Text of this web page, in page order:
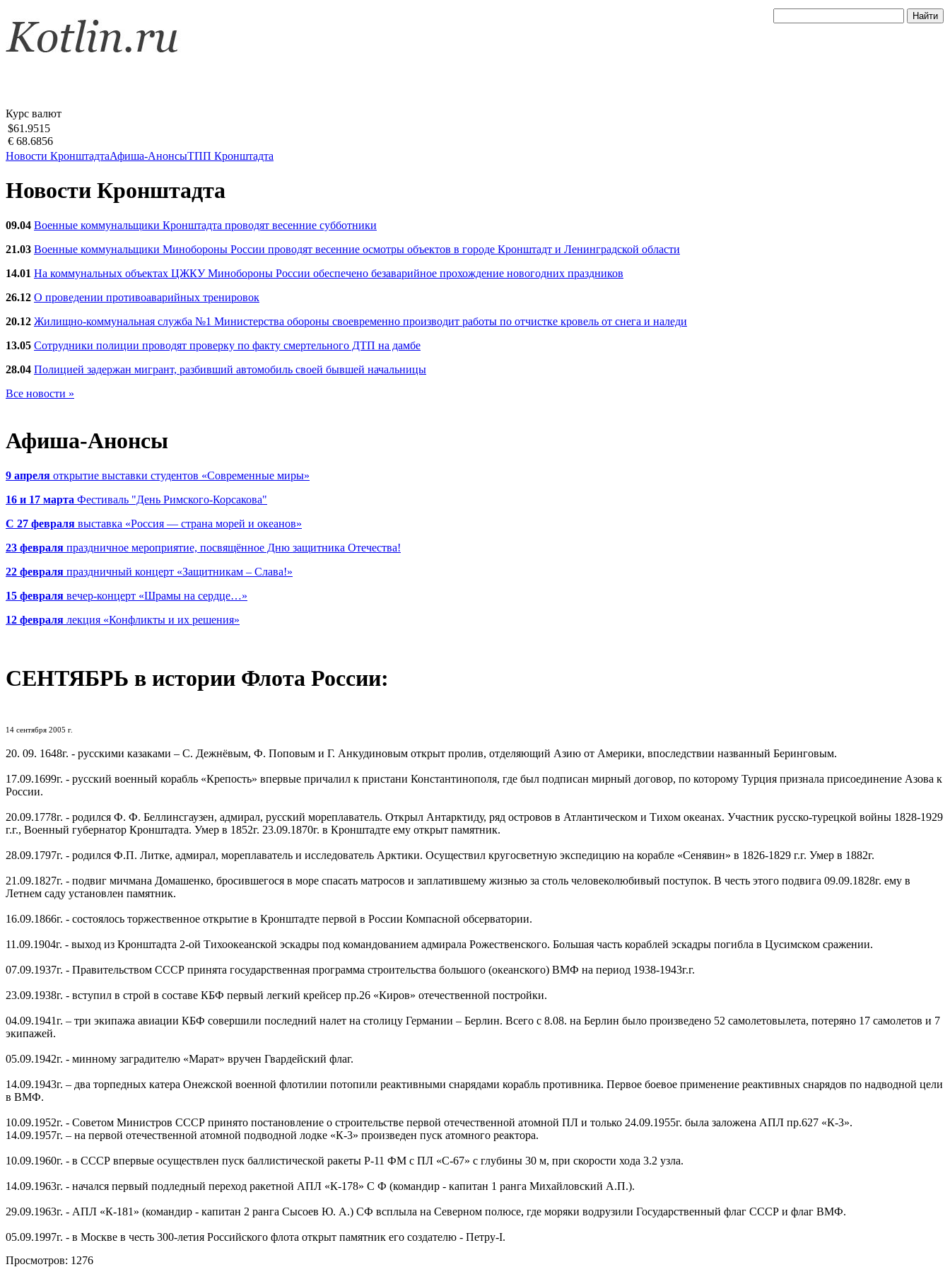
Курс валют
$61.9515
€ 68.6856
Новости КронштадтаАфиша-АнонсыТПП Кронштадта
Новости Кронштадта
09.04 Военные коммунальщики Кронштадта проводят весенние субботники
21.03 Военные коммунальщики Минобороны России проводят весенние осмотры объектов в городе Кронштадт и Ленинградской области
14.01 На коммунальных объектах ЦЖКУ Минобороны России обеспечено безаварийное прохождение новогодних праздников
26.12 О проведении противоаварийных тренировок
20.12 Жилищно-коммунальная служба №1 Министерства обороны своевременно производит работы по отчистке кровель от снега и наледи
13.05 Сотрудники полиции проводят проверку по факту смертельного ДТП на дамбе
28.04 Полицией задержан мигрант, разбивший автомобиль своей бывшей начальницы
Все новости »
Афиша-Анонсы
9 апреля открытие выставки студентов «Современные миры»
16 и 17 марта Фестиваль "День Римского-Корсакова"
С 27 февраля выставка «Россия — страна морей и океанов»
23 февраля праздничное мероприятие, посвящённое Дню защитника Отечества!
22 февраля праздничный концерт «Защитникам – Слава!»
15 февраля вечер-концерт «Шрамы на сердце…»
12 февраля лекция «Конфликты и их решения»
СЕНТЯБРЬ в истории Флота России:
14 сентября 2005 г.
20. 09. 1648г. - русскими казаками – С. Дежнёвым, Ф. Поповым и Г. Анкудиновым открыт пролив, отделяющий Азию от Америки, впоследствии названный Беринговым.
17.09.1699г. - русский военный корабль «Крепость» впервые причалил к пристани Константинополя, где был подписан мирный договор, по которому Турция признала присоединение Азова к
России.
20.09.1778г. - родился Ф. Ф. Беллинсгаузен, адмирал, русский мореплаватель. Открыл Антарктиду, ряд островов в Атлантическом и Тихом океанах. Участник русско-турецкой войны 1828-1929
г.г., Военный губернатор Кронштадта. Умер в 1852г. 23.09.1870г. в Кронштадте ему открыт памятник.
28.09.1797г. - родился Ф.П. Литке, адмирал, мореплаватель и исследователь Арктики. Осуществил кругосветную экспедицию на корабле «Сенявин» в 1826-1829 г.г. Умер в 1882г.
21.09.1827г. - подвиг мичмана Домашенко, бросившегося в море спасать матросов и заплатившему жизнью за столь человеколюбивый поступок. В честь этого подвига 09.09.1828г. ему в
Летнем саду установлен памятник.
16.09.1866г. - состоялось торжественное открытие в Кронштадте первой в России Компасной обсерватории.
11.09.1904г. - выход из Кронштадта 2-ой Тихоокеанской эскадры под командованием адмирала Рожественского. Большая часть кораблей эскадры погибла в Цусимском сражении.
07.09.1937г. - Правительством СССР принята государственная программа строительства большого (океанского) ВМФ на период 1938-1943г.г.
23.09.1938г. - вступил в строй в составе КБФ первый легкий крейсер пр.26 «Киров» отечественной постройки.
04.09.1941г. – три экипажа авиации КБФ совершили последний налет на столицу Германии – Берлин. Всего с 8.08. на Берлин было произведено 52 самолетовылета, потеряно 17 самолетов и 7
экипажей.
05.09.1942г. - минному заградителю «Марат» вручен Гвардейский флаг.
14.09.1943г. – два торпедных катера Онежской военной флотилии потопили реактивными снарядами корабль противника. Первое боевое применение реактивных снарядов по надводной цели
в ВМФ.
10.09.1952г. - Советом Министров СССР принято постановление о строительстве первой отечественной атомной ПЛ и только 24.09.1955г. была заложена АПЛ пр.627 «К-3».
14.09.1957г. – на первой отечественной атомной подводной лодке «К-3» произведен пуск атомного реактора.
10.09.1960г. - в СССР впервые осуществлен пуск баллистической ракеты Р-11 ФМ с ПЛ «С-67» с глубины 30 м, при скорости хода 3.2 узла.
14.09.1963г. - начался первый подледный переход ракетной АПЛ «К-178» С Ф (командир - капитан 1 ранга Михайловский А.П.).
29.09.1963г. - АПЛ «К-181» (командир - капитан 2 ранга Сысоев Ю. А.) СФ всплыла на Северном полюсе, где моряки водрузили Государственный флаг СССР и флаг ВМФ.
05.09.1997г. - в Москве в честь 300-летия Российского флота открыт памятник его создателю - Петру-I.
Просмотров: 1276